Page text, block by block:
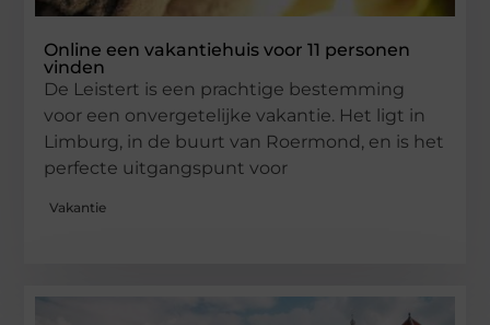
Online een vakantiehuis voor 11 personen
vinden
De Leistert is een prachtige bestemming
voor een onvergetelijke vakantie. Het ligt in
Limburg, in de buurt van Roermond, en is het
perfecte uitgangspunt voor
Vakantie